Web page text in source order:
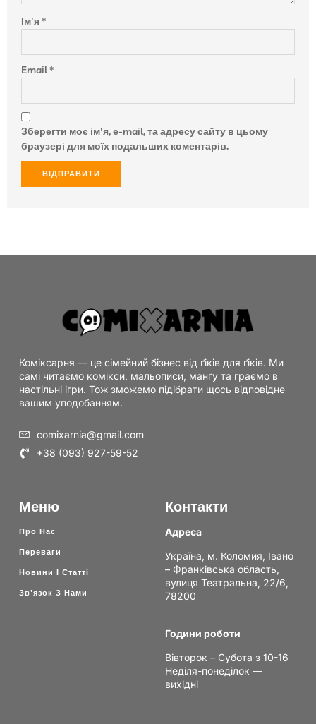
Ім'я*
Email*
Зберегти моє ім'я, e-mail, та адресу сайту в цьому
браузері для моїх подальших коментарів.
Коміксарня — це сімейний бізнес від ґіків для ґіків. Ми
самі читаємо комікси, мальописи, манґу та граємо в
настільні ігри. Тож зможемо підібрати щось відповідне
вашим уподобанням.
comixarnia@gmail.com
+38 (093) 927-59-52
Меню
Про Нас
Переваги
Новини І Статті
Зв'язок З Нами
Контакти
Адреса
Україна, м. Коломия, Івано
– Франківська область,
вулиця Театральна, 22/6,
78200
Години роботи
Вівторок – Субота з 10-16
Неділя-понеділок —
вихідні